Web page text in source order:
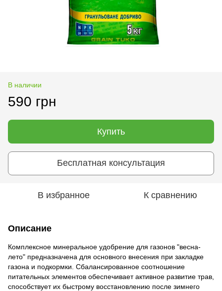
В наличии
590 грн
Купить
Бесплатная консультация
В избранное К сравнению
Описание
Комплексное минеральное удобрение для газонов "весна-
лето" предназначена для основного внесения при закладке
газона и подкормки. Сбалансированное соотношение
питательных элементов обеспечивает активное развитие трав,
способствует их быстрому восстановлению после зимнего